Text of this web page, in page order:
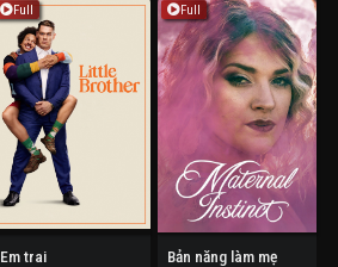
Full
Em trai
Full
Bản năng làm mẹ